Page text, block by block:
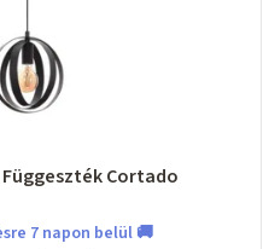
Függeszték Cortado
7 napon belül 🚚